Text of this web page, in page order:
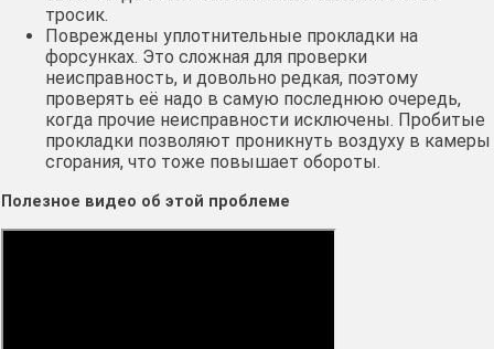
тросик.
Повреждены уплотнительные прокладки на
форсунках. Это сложная для проверки
неисправность, и довольно редкая, поэтому
проверять её надо в самую последнюю очередь,
когда прочие неисправности исключены. Пробитые
прокладки позволяют проникнуть воздуху в камеры
сгорания, что тоже повышает обороты.
Полезное видео об этой проблеме